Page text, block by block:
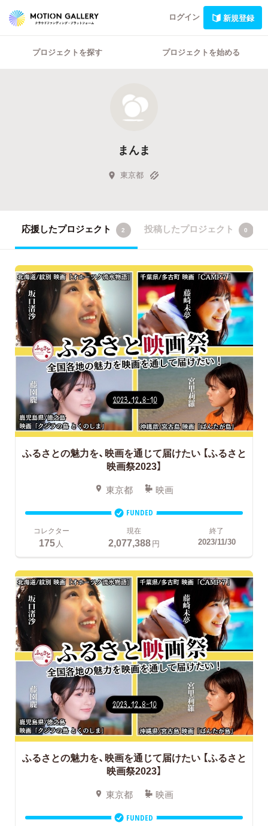
ログイン 新規登録
プロジェクトを探す プロジェクトを始める
まんま
東京都
応援したプロジェクト 2 投稿したプロジェクト 0
ふるさとの魅力を、映画を通じて届けたい【ふるさと
映画祭2023】
東京都 映画
FUNDED
コレクター
175 人
現在
2,077,388円
終了
2023/11/30
ふるさとの魅力を、映画を通じて届けたい【ふるさと
映画祭2023】
東京都 映画
FUNDED